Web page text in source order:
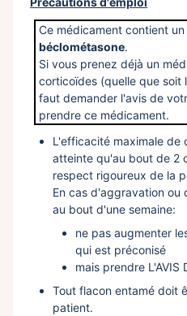
Ce médicament contient
béclométasone.
Si vous prenez déjà un
corticoïdes (quelle que soit
faut demander l'avis de
prendre ce médicament.
L'efficacité maximale de
atteinte qu'au bout de 2
respect rigoureux de la
En cas d'aggravation ou
au bout d'une semaine:
ne pas augmenter
qui est préconisé
mais prendre L'AVIS
Tout flacon entamé doit
patient.